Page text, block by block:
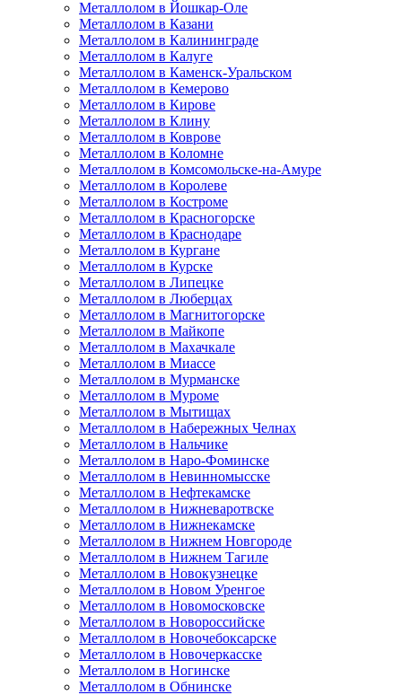
Металлолом в Йошкар-Оле
Металлолом в Казани
Металлолом в Калининграде
Металлолом в Калуге
Металлолом в Каменск-Уральском
Металлолом в Кемерово
Металлолом в Кирове
Металлолом в Клину
Металлолом в Коврове
Металлолом в Коломне
Металлолом в Комсомольске-на-Амуре
Металлолом в Королеве
Металлолом в Костроме
Металлолом в Красногорске
Металлолом в Краснодаре
Металлолом в Кургане
Металлолом в Курске
Металлолом в Липецке
Металлолом в Люберцах
Металлолом в Магнитогорске
Металлолом в Майкопе
Металлолом в Махачкале
Металлолом в Миассе
Металлолом в Мурманске
Металлолом в Муроме
Металлолом в Мытищах
Металлолом в Набережных Челнах
Металлолом в Нальчике
Металлолом в Наро-Фоминске
Металлолом в Невинномысске
Металлолом в Нефтекамске
Металлолом в Нижневаротвске
Металлолом в Нижнекамске
Металлолом в Нижнем Новгороде
Металлолом в Нижнем Тагиле
Металлолом в Новокузнецке
Металлолом в Новом Уренгое
Металлолом в Новомосковске
Металлолом в Новороссийске
Металлолом в Новочебоксарске
Металлолом в Новочеркасске
Металлолом в Ногинске
Металлолом в Обнинске